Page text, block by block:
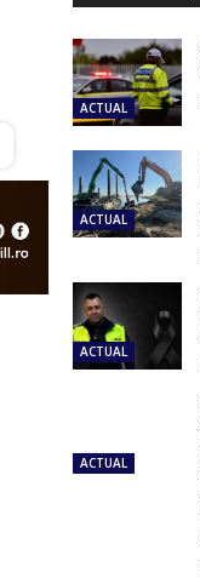
ACTUAL
ACTUAL
ACTUAL
ACTUAL